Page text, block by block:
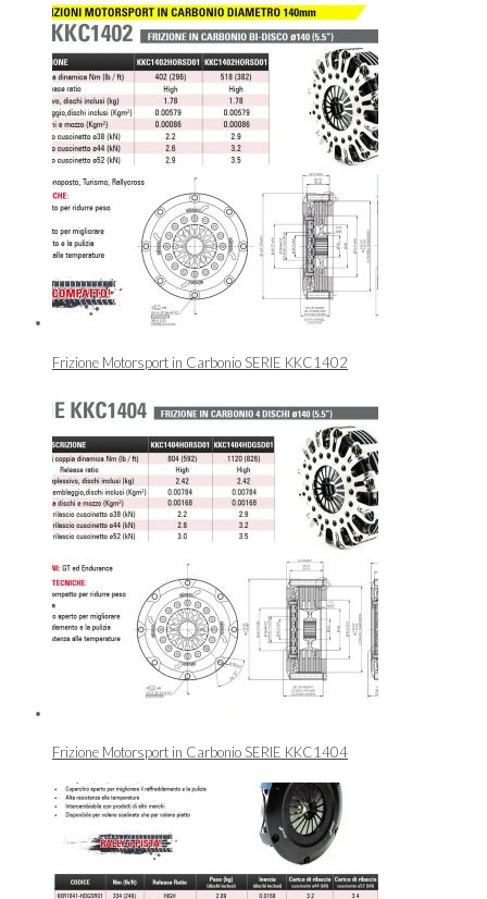
Frizione Motorsport in Carbonio SERIE KKC1402
Frizione Motorsport in Carbonio SERIE KKC1404